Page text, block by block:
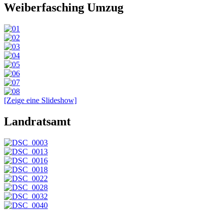
Weiberfasching Umzug
[Zeige eine Slideshow]
Landratsamt